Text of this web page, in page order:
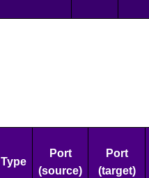
Type
Port
(source)
Port
(target)